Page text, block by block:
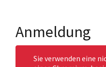
Anmeldung
Sie verwenden eine